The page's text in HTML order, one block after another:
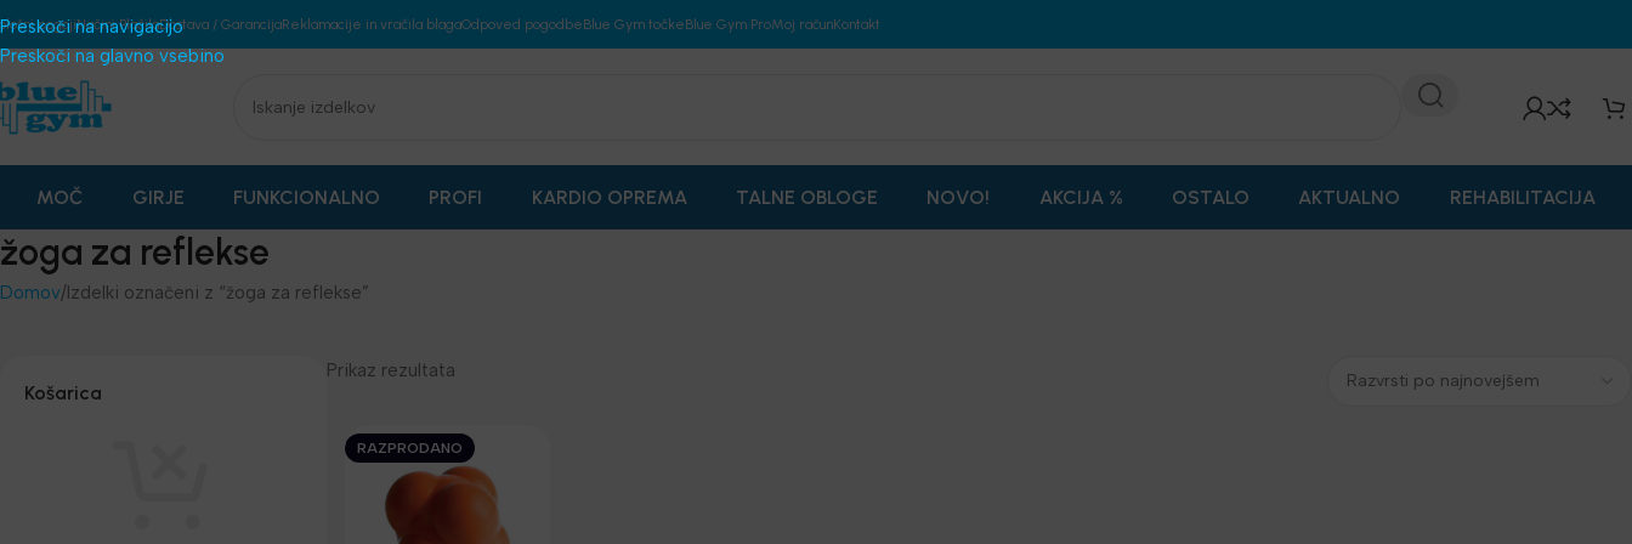
Preskoči na navigacijo
Preskoči na glavno vsebino
pogojiNačini PlačilaDostava / GarancijaReklamacije in vračila blagaOdpoved pogodbeBlue Gym točkeBlue Gym ProMoj računKontakt
MOČ GIRJE FUNKCIONALNO PROFI KARDIO OPREMA TALNE OBLOGE NOVO! AKCIJA % OSTALO AKTUALNO REHABILITACIJA
žoga za reflekse
Domov Izdelki označeni z “žoga za reflekse”
Košarica
Prikaz rezultata
RAZPRODANO